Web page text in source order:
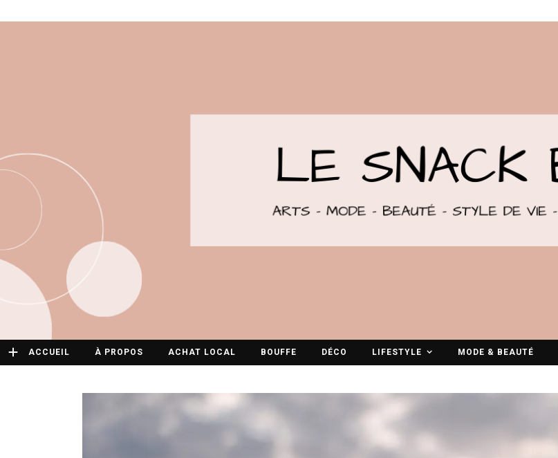
ACCUEIL À PROPOS ACHAT LOCAL BOUFFE DÉCO LIFESTYLE MODE & BEAUTÉ